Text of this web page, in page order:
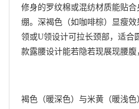
修身的罗纹棉或混纺材质能贴
绷。深褐色（如咖啡棕）显瘦
领或U领设计可拉长颈部，适合
款露腰设计能若隐若现展现腰腹
褐色（暖深色）与米黄（暖浅